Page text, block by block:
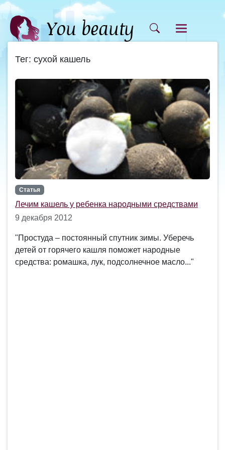
Тег: сухой кашель
Статья
Лечим кашель у ребенка народными средствами
9 декабря 2012
"Простуда – постоянный спутник зимы. Уберечь
детей от горячего кашля поможет народные
средства: ромашка, лук, подсолнечное масло..."